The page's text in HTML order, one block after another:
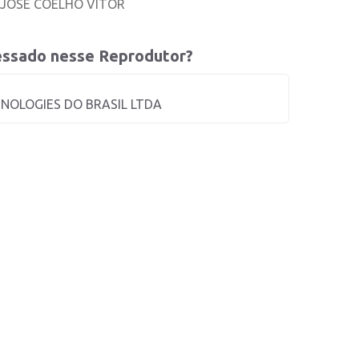
JOSE COELHO VITOR
nesse Reprodutor?
DO BRASIL LTDA